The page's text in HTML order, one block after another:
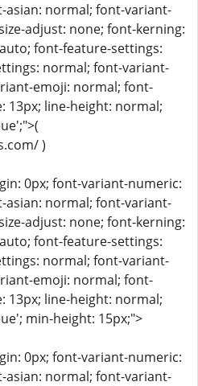
normal; font-variant-
adjust: none; font-kerning:
font-feature-settings:
normal; font-variant-
emoji: normal; font-
13px; line-height: normal;
)
0px; font-variant-numeric:
normal; font-variant-
adjust: none; font-kerning:
font-feature-settings:
normal; font-variant-
emoji: normal; font-
13px; line-height: normal;
min-height: 15px;">
0px; font-variant-numeric:
normal; font-variant-